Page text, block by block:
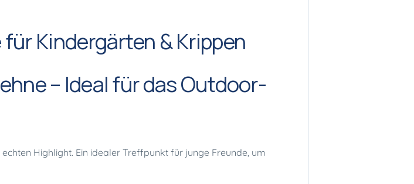
Kindergärten & Krippen
– Ideal für das Outdoor-
Highlight. Ein idealer Treffpunkt für junge Freunde, um